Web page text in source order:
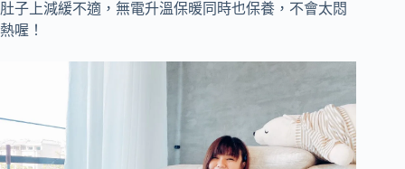
肚子上減緩不適，無電升溫保暖同時也保養，不會太悶
熱喔！